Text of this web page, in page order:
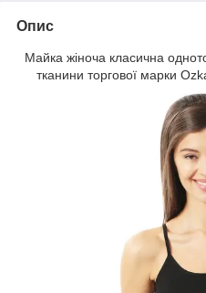
Опис
Майка жіноча класична
тканини торгової марки